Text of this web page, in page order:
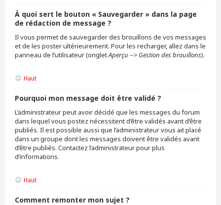
À quoi sert le bouton « Sauvegarder » dans la page
de rédaction de message ?
Il vous permet de sauvegarder des brouillons de vos messages
et de les poster ultérieurement. Pour les recharger, allez dans le
panneau de l’utilisateur (ongletAperçu --> Gestion des brouillons).
Haut
Pourquoi mon message doit être validé ?
L’administrateur peut avoir décidé que les messages du forum
dans lequel vous postez nécessitent d’être validés avant d’être
publiés. Il est possible aussi que l’administrateur vous ait placé
dans un groupe dont les messages doivent être validés avant
d’être publiés. Contactez l’administrateur pour plus
d’informations.
Haut
Comment remonter mon sujet ?